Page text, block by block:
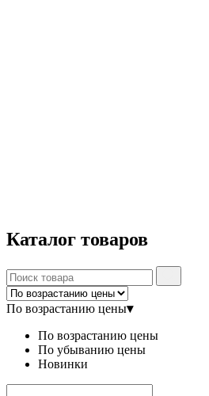
Каталог товаров
По возрастанию цены▾
По возрастанию цены
По убыванию цены
Новинки